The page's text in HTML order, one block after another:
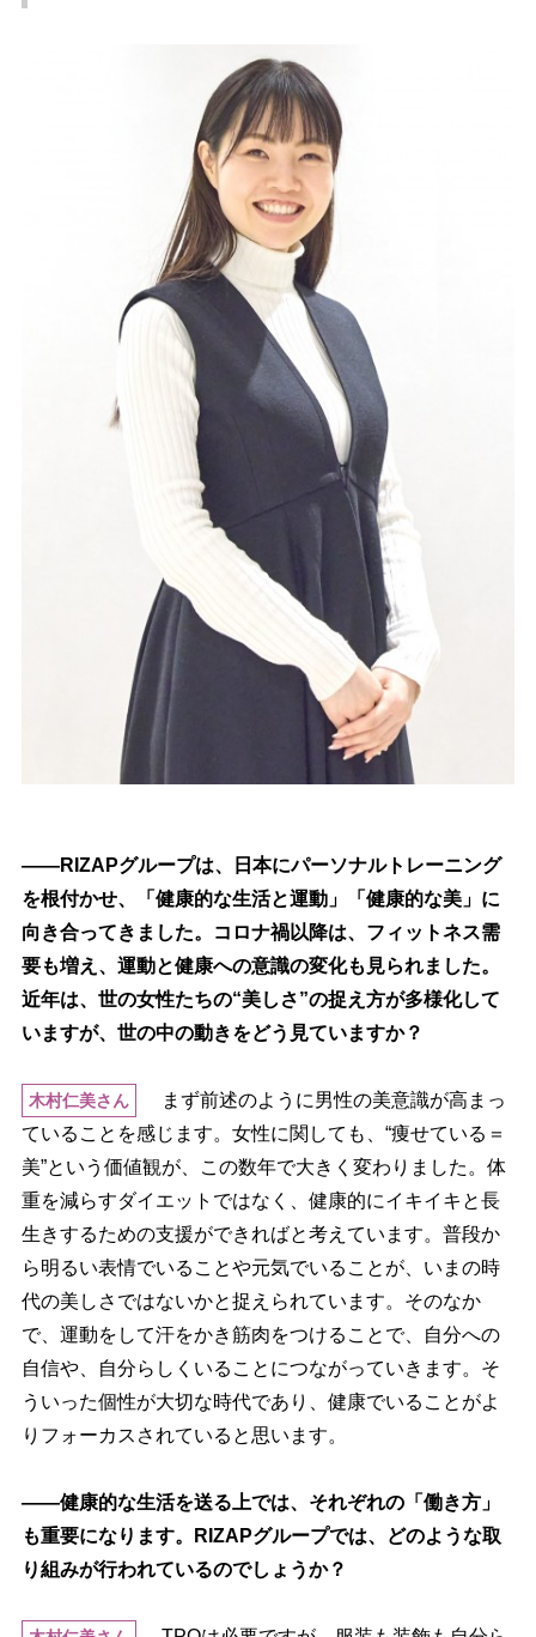
――RIZAPグループは、日本にパーソナルトレーニング
を根付かせ、「健康的な生活と運動」「健康的な美」に
向き合ってきました。コロナ禍以降は、フィットネス需
要も増え、運動と健康への意識の変化も見られました。
近年は、世の女性たちの“美しさ”の捉え方が多様化して
いますが、世の中の動きをどう見ていますか？
木村仁美さん
まず前述のように男性の美意識が高まっ
ていることを感じます。女性に関しても、“痩せている＝
美”という価値観が、この数年で大きく変わりました。体
重を減らすダイエットではなく、健康的にイキイキと長
生きするための支援ができればと考えています。普段か
ら明るい表情でいることや元気でいることが、いまの時
代の美しさではないかと捉えられています。そのなか
で、運動をして汗をかき筋肉をつけることで、自分への
自信や、自分らしくいることにつながっていきます。そ
ういった個性が大切な時代であり、健康でいることがよ
りフォーカスされていると思います。
――健康的な生活を送る上では、それぞれの「働き方」
も重要になります。RIZAPグループでは、どのような取
り組みが行われているのでしょうか？